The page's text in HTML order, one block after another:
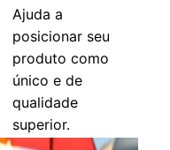
Ajuda a
posicionar seu
produto como
único e de
qualidade
superior.